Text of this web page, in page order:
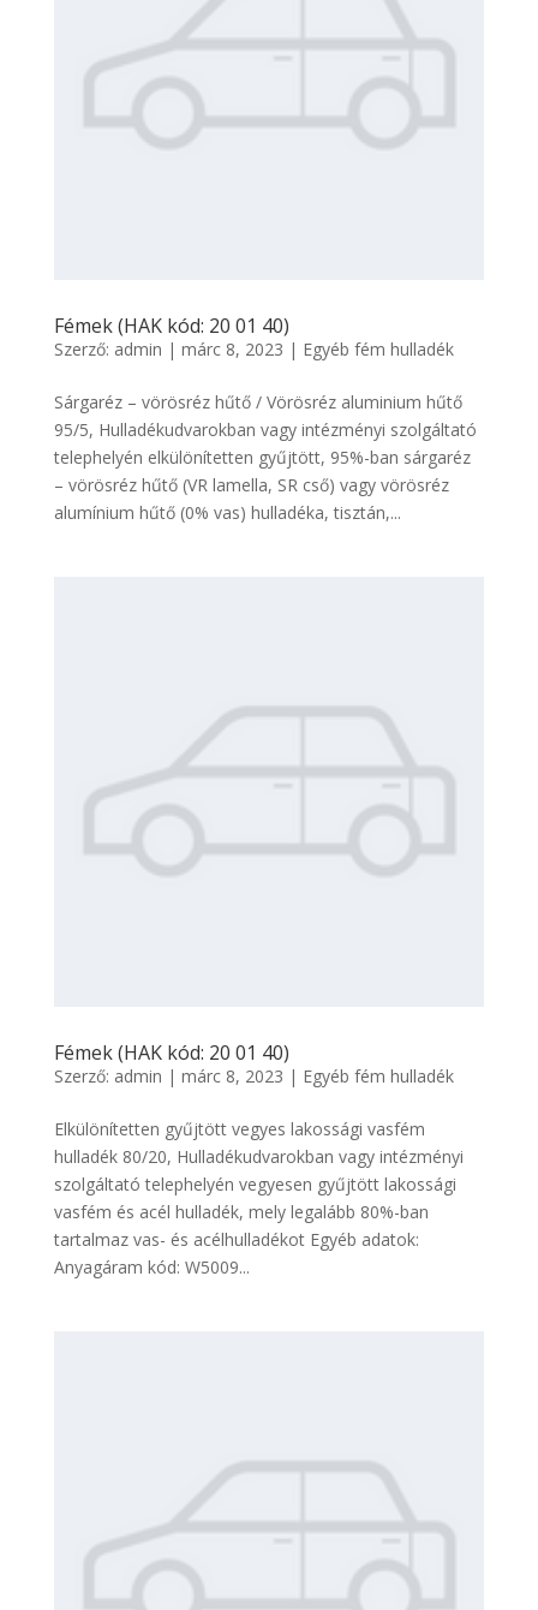
Fémek (HAK kód: 20 01 40)
Szerző: admin | márc 8, 2023 | Egyéb fém hulladék
Sárgaréz – vörösréz hűtő / Vörösréz aluminium hűtő
95/5, Hulladékudvarokban vagy intézményi szolgáltató
telephelyén elkülönítetten gyűjtött, 95%-ban sárgaréz
– vörösréz hűtő (VR lamella, SR cső) vagy vörösréz
alumínium hűtő (0% vas) hulladéka, tisztán,...
Fémek (HAK kód: 20 01 40)
Szerző: admin | márc 8, 2023 | Egyéb fém hulladék
Elkülönítetten gyűjtött vegyes lakossági vasfém
hulladék 80/20, Hulladékudvarokban vagy intézményi
szolgáltató telephelyén vegyesen gyűjtött lakossági
vasfém és acél hulladék, mely legalább 80%-ban
tartalmaz vas- és acélhulladékot Egyéb adatok:
Anyagáram kód: W5009...